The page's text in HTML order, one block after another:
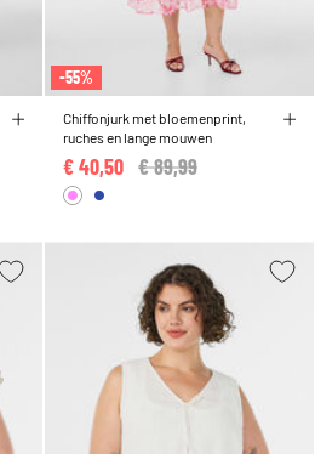
-55%
Chiffonjurk met bloemenprint,
ruches en lange mouwen
Price reduced from
€ 89,99
€ 40,50